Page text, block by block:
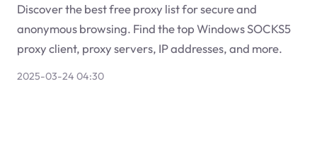
Discover the best free proxy list for secure and
anonymous browsing. Find the top Windows SOCKS5
proxy client, proxy servers, IP addresses, and more.
2025-03-24 04:30